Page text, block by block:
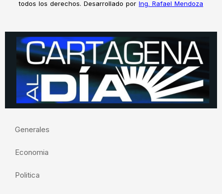
todos los derechos. Desarrollado por Ing. Rafael Mendoza
Generales
Economia
Politica